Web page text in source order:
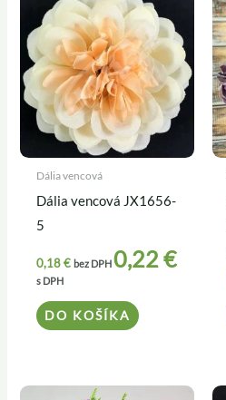
Dália vencová
Dália vencová JX1656-
5
0,18€ bez DPH 0,22€
s DPH
DO KOŠÍKA